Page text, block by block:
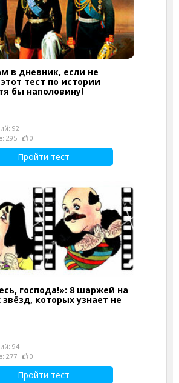
в дневник, если не
тест по истории
бы наполовину!
92
295
0
Пройти тест
господа!»: 8 шаржей на
звёзд, которых узнает не
94
277
0
Пройти тест